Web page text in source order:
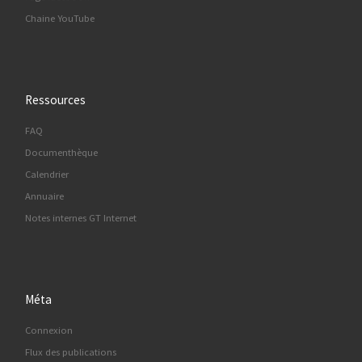
Chaine YouTube
Ressources
FAQ
Documenthèque
Calendrier
Annuaire
Notes internes GT Internet
Méta
Connexion
Flux des publications